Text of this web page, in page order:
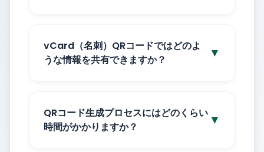
vCard（名刺）QRコードではどのよ
うな情報を共有できますか？
▼
QRコード生成プロセスにはどのくらい
時間がかかりますか？
▼